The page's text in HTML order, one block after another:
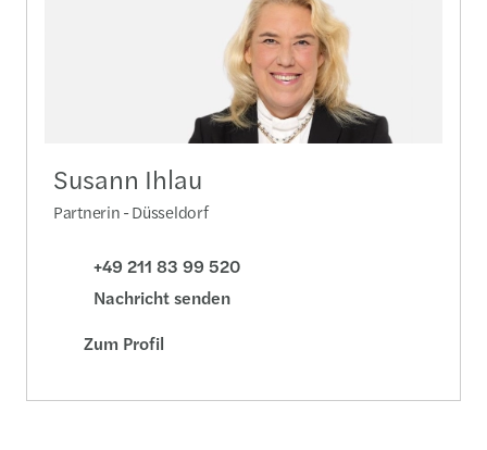
Susann Ihlau
Partnerin - Düsseldorf
+49 211 83 99 520
Nachricht senden
Zum Profil